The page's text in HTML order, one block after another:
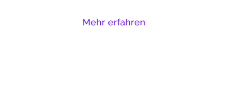
Mehr erfahren